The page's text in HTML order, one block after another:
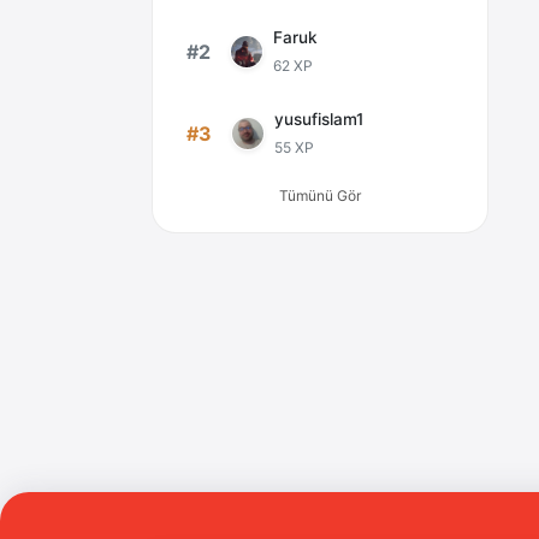
#2
Faruk
62 XP
#3
yusufislam1
55 XP
Tümünü Gör